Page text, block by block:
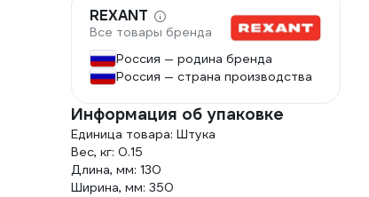
REXANT
Все товары бренда
Россия — родина бренда
Россия — страна производства
Информация об упаковке
Единица товара: Штука
Вес, кг: 0.15
Длина, мм: 130
Ширина, мм: 350